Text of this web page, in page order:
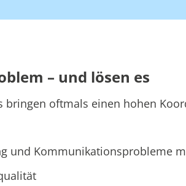
– und lösen es
bringen oftmals einen hohen
und Kommunikationsprobleme